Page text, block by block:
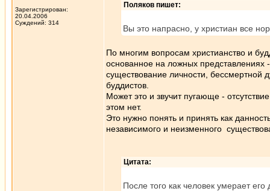
Зарегистрирован:
20.04.2006
Суждений: 314
Поляков пишет:
Вы это напрасно, у христиан все
По многим вопросам христианство и
основанное на ложных представлениях
существование личности, бессмертной
буддистов.
Может это и звучит пугающе -
этом нет.
Это нужно понять и принять как
независимого и неизменного
Цитата:
После того как человек умерает